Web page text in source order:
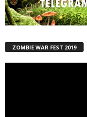
ZOMBIE WAR FEST 2019